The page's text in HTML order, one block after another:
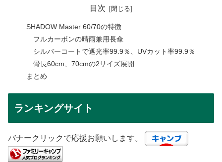
目次
SHADOW Master 60/70の特徴
フルカーボンの晴雨兼用長傘
シルバーコートで遮光率99.9％、UVカット率99.9％
骨長60cm、70cmの2サイズ展開
まとめ
ランキングサイト
バナークリックで応援お願いします。